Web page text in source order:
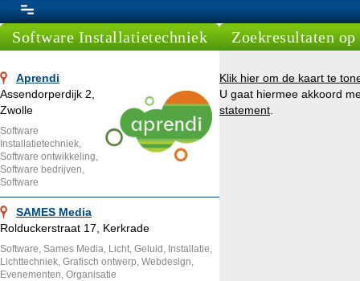
Software Installatietechniek
Aprendi
Assendorperdijk 2,
Zwolle
Software
Installatietechniek,
Software ontwikkeling,
Software bedrijven,
Software
SAMES Media
Rolduckerstraat 17, Kerkrade
Software, Sames Media, Licht, Geluid, Installatie,
Lichttechniek, Grafisch ontwerp, Webdesign,
Evenementen, Organisatie
Zoekresultaten op
Klik hier om de kaart te
U gaat hiermee akkoord
statement